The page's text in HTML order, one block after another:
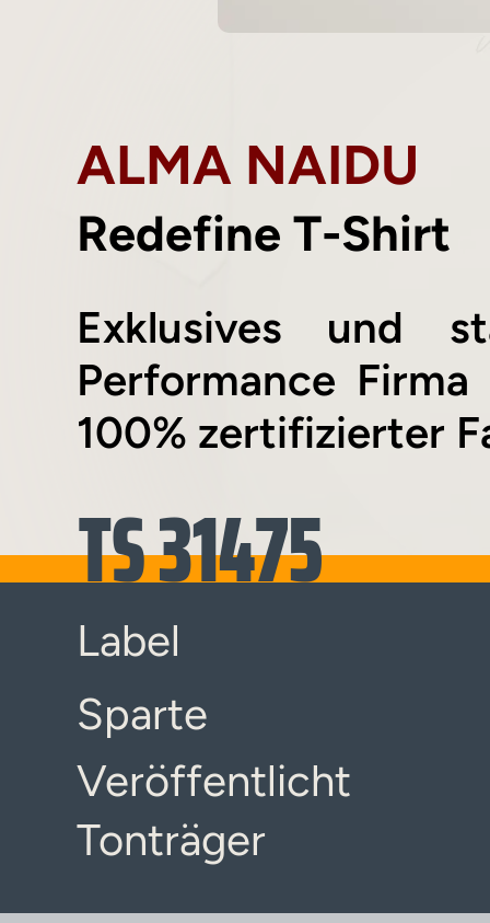
ALMA NAIDU
Redefine T-Shirt
Exklusives und
Performance
100% zertifizierter
TS 31475
Label
Sparte
Veröffentlicht
Tonträger